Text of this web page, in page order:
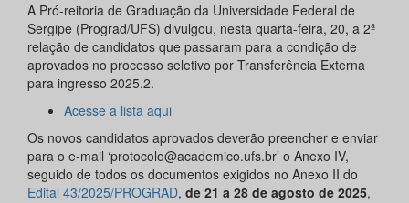
A Pró-reitoria de Graduação da Universidade Federal de
Sergipe (Prograd/UFS) divulgou, nesta quarta-feira, 20, a 2ª
relação de candidatos que passaram para a condição de
aprovados no processo seletivo por Transferência Externa
para ingresso 2025.2.
Acesse a lista aqui
Os novos candidatos aprovados deverão preencher e enviar
para o e-mail ‘protocolo@academico.ufs.br’ o Anexo IV,
seguido de todos os documentos exigidos no Anexo II do
Edital 43/2025/PROGRAD, de 21 a 28 de agosto de 2025,